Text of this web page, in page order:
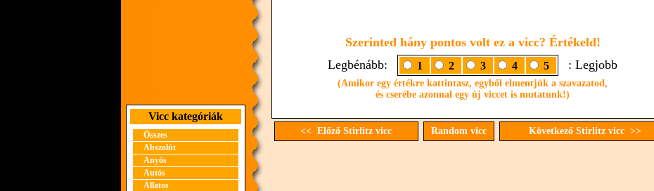
Vicc kategóriák
Összes
Abszolút
Anyós
Autós
Állatos
Szerinted hány pontos volt ez a vicc? Értékeld!
Legbénább:
1 2 3 4 5 : Legjobb
(Amikor egy értékre kattintasz, egyből elmentjük a szavazatod,
és cserébe azonnal egy új viccet is mutatunk!)
<< Előző Stirlitz vicc Random vicc Következő Stirlitz vicc >>